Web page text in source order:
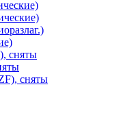
сняты
сняты